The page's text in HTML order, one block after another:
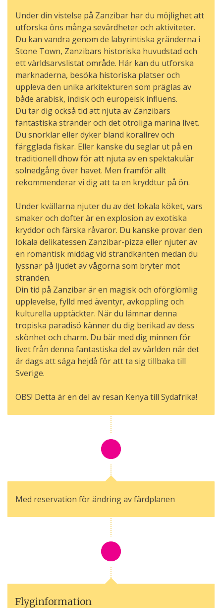
Under din vistelse på Zanzibar har du möjlighet att
utforska öns många sevärdheter och aktiviteter.
Du kan vandra genom de labyrintiska gränderna i
Stone Town, Zanzibars historiska huvudstad och
ett världsarvslistat område. Här kan du utforska
marknaderna, besöka historiska platser och
uppleva den unika arkitekturen som präglas av
både arabisk, indisk och europeisk influens.
Du tar dig också tid att njuta av Zanzibars
fantastiska stränder och det otroliga marina livet.
Du snorklar eller dyker bland korallrev och
färgglada fiskar. Eller kanske du seglar ut på en
traditionell dhow för att njuta av en spektakulär
solnedgång över havet. Men framför allt
rekommenderar vi dig att ta en kryddtur på ön.
Under kvällarna njuter du av det lokala köket, vars
smaker och dofter är en explosion av exotiska
kryddor och färska råvaror. Du kanske provar den
lokala delikatessen Zanzibar-pizza eller njuter av
en romantisk middag vid strandkanten medan du
lyssnar på ljudet av vågorna som bryter mot
stranden.
Din tid på Zanzibar är en magisk och oförglömlig
upplevelse, fylld med äventyr, avkoppling och
kulturella upptäckter. När du lämnar denna
tropiska paradisö känner du dig berikad av dess
skönhet och charm. Du bär med dig minnen för
livet från denna fantastiska del av världen när det
är dags att säga hejdå för att ta sig tillbaka till
Sverige.
OBS! Detta är en del av resan Kenya till Sydafrika!
Med reservation för ändring av färdplanen
Flyginformation